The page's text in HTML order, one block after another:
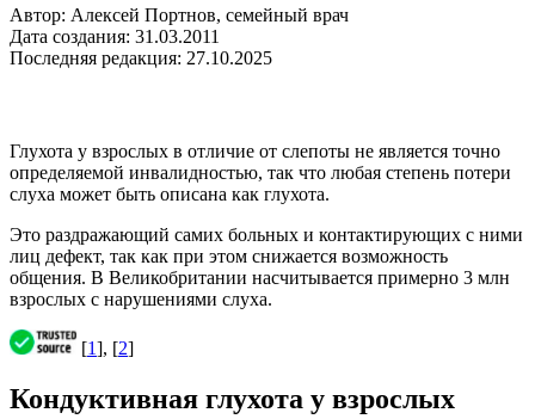
Автор: Алексей Портнов, семейный врач
Дата создания: 31.03.2011
Последняя редакция: 27.10.2025
Глухота у взрослых в отличие от слепоты не является точно
определяемой инвалидностью, так что любая степень потери
слуха может быть описана как глухота.
Это раздражающий самих больных и контактирующих с ними
лиц дефект, так как при этом снижается возможность
общения. В Великобритании насчитывается примерно 3 млн
взрослых с нарушениями слуха.
[1], [2]
Кондуктивная глухота у взрослых